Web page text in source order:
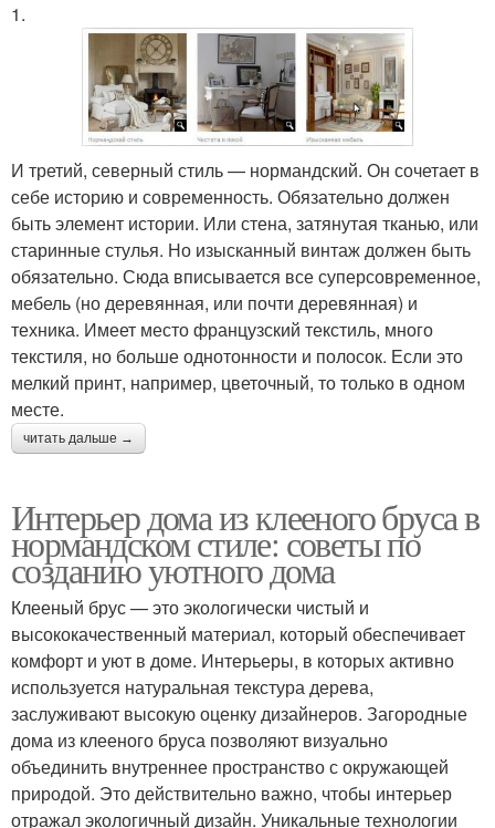
1.
И третий, северный стиль — нормандский. Он сочетает в
себе историю и современность. Обязательно должен
быть элемент истории. Или стена, затянутая тканью, или
старинные стулья. Но изысканный винтаж должен быть
обязательно. Сюда вписывается все суперсовременное,
мебель (но деревянная, или почти деревянная) и
техника. Имеет место французский текстиль, много
текстиля, но больше однотонности и полосок. Если это
мелкий принт, например, цветочный, то только в одном
месте.
читать дальше →
Интерьер дома из клееного бруса в
нормандском стиле: советы по
созданию уютного дома
Клееный брус — это экологически чистый и
высококачественный материал, который обеспечивает
комфорт и уют в доме. Интерьеры, в которых активно
используется натуральная текстура дерева,
заслуживают высокую оценку дизайнеров. Загородные
дома из клееного бруса позволяют визуально
объединить внутреннее пространство с окружающей
природой. Это действительно важно, чтобы интерьер
отражал экологичный дизайн. Уникальные технологии